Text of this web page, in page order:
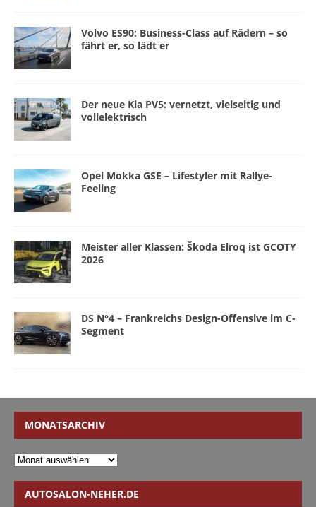
Volvo ES90: Business-Class auf Rädern – so
fährt er, so lädt er
Der neue Kia PV5: vernetzt, vielseitig und
vollelektrisch
Opel Mokka GSE – Lifestyler mit Rallye-
Feeling
Meister aller Klassen: Škoda Elroq ist GCOTY
2026
DS N°4 – Frankreichs Design-Offensive im C-
Segment
MONATSARCHIV
AUTOSALON-NEHER.DE